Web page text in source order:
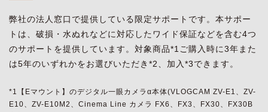
弊社の法人窓口で提供している限定サポートです。本サポー
トは、破損・水ぬれなどに対応したワイド保証などを含む4つ
のサポートを提供しています。対象商品*1ご購入時に3年また
は5年のいずれかをお選びいただき*2、加入*3できます。
*1【Eマウント】のデジタル一眼カメラα本体(VLOGCAM ZV-E1、ZV-
E10、ZV-E10M2、Cinema Line カメラ FX6、FX3、FX30、FX30B